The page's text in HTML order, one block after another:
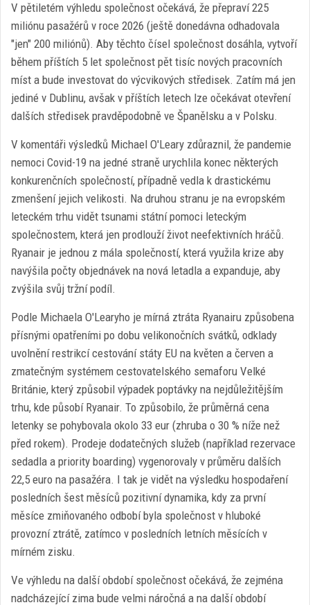
V pětiletém výhledu společnost očekává, že přepraví 225
miliónu pasažérů v roce 2026 (ještě donedávna odhadovala
"jen" 200 miliónů). Aby těchto čísel společnost dosáhla, vytvoří
během příštích 5 let společnost pět tisíc nových pracovních
míst a bude investovat do výcvikových středisek. Zatím má jen
jediné v Dublinu, avšak v příštích letech lze očekávat otevření
dalších středisek pravděpodobně ve Španělsku a v Polsku.
V komentáři výsledků Michael O'Leary zdůraznil, že pandemie
nemoci Covid-19 na jedné straně urychlila konec některých
konkurenčních společností, případně vedla k drastickému
zmenšení jejich velikosti. Na druhou stranu je na evropském
leteckém trhu vidět tsunami státní pomoci leteckým
společnostem, která jen prodlouží život neefektivních hráčů.
Ryanair je jednou z mála společností, která využila krize aby
navýšila počty objednávek na nová letadla a expanduje, aby
zvýšila svůj tržní podíl.
Podle Michaela O'Learyho je mírná ztráta Ryanairu způsobena
přísnými opatřeními po dobu velikonočních svátků, odklady
uvolnění restrikcí cestování státy EU na květen a červen a
zmatečným systémem cestovatelského semaforu Velké
Británie, který způsobil výpadek poptávky na nejdůležitějším
trhu, kde působí Ryanair. To způsobilo, že průměrná cena
letenky se pohybovala okolo 33 eur (zhruba o 30 % níže než
před rokem). Prodeje dodatečných služeb (například rezervace
sedadla a priority boarding) vygenorovaly v průměru dalších
22,5 euro na pasažéra. I tak je vidět na výsledku hospodaření
posledních šest měsíců pozitivní dynamika, kdy za první
měsíce zmiňovaného odbobí byla společnost v hluboké
provozní ztrátě, zatímco v posledních letních měsících v
mírném zisku.
Ve výhledu na další období společnost očekává, že zejména
nadcházející zima bude velmi náročná a na další období